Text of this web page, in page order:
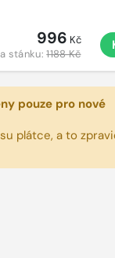
996 Kč
stánku:1188 Kč
pouze pro nové
plátce, a to